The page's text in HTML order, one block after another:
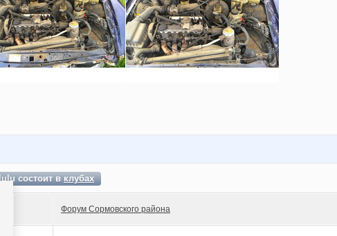
состоит вклубах
Форум Сормовского района